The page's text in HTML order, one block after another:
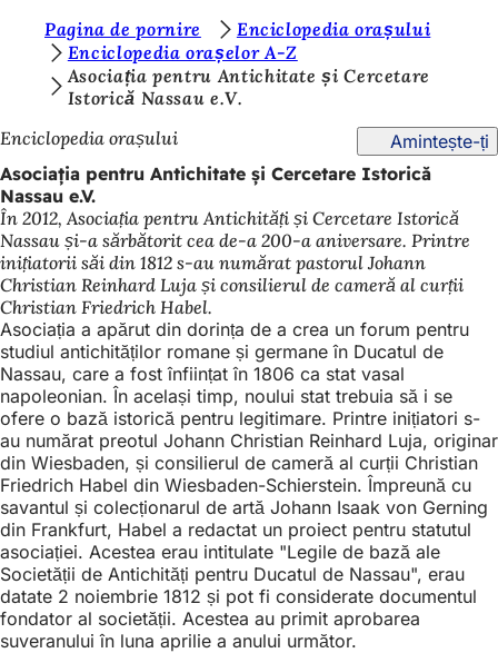
Salt la conținut
t
e
ț
i
a
i
c
i
:
Pagina de pornire
Enciclopedia orașului
Enciclopedia orașelor A-Z
Asociația pentru Antichitate și Cercetare
Istorică Nassau e.V.
Enciclopedia orașului
Amintește-ți
Asociația pentru Antichitate și Cercetare Istorică
Nassau e.V.
În 2012, Asociația pentru Antichități și Cercetare Istorică
Nassau și-a sărbătorit cea de-a 200-a aniversare. Printre
inițiatorii săi din 1812 s-au numărat pastorul Johann
Christian Reinhard Luja și consilierul de cameră al curții
Christian Friedrich Habel.
Asociația a apărut din dorința de a crea un forum pentru
studiul antichităților romane și germane în Ducatul de
Nassau, care a fost înființat în 1806 ca stat vasal
napoleonian. În același timp, noului stat trebuia să i se
ofere o bază istorică pentru legitimare. Printre inițiatori s-
au numărat preotul Johann Christian Reinhard Luja, originar
din Wiesbaden, și consilierul de cameră al curții Christian
Friedrich Habel din Wiesbaden-Schierstein. Împreună cu
savantul și colecționarul de artă Johann Isaak von Gerning
din Frankfurt, Habel a redactat un proiect pentru statutul
asociației. Acestea erau intitulate "Legile de bază ale
Societății de Antichități pentru Ducatul de Nassau", erau
datate 2 noiembrie 1812 și pot fi considerate documentul
fondator al societății. Acestea au primit aprobarea
suveranului în luna aprilie a anului următor.